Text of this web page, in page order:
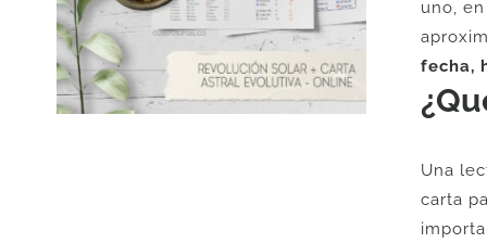
uno,
fecha,
Una
carta